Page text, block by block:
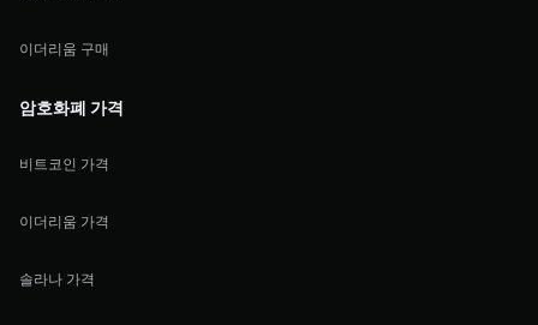
이더리움 구매
암호화폐 가격
비트코인 가격
이더리움 가격
솔라나 가격